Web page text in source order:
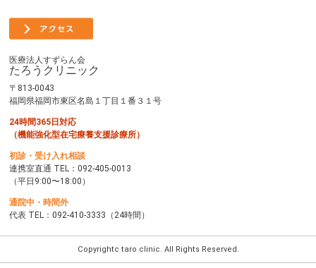
医療法人すずらん会
たろうクリニック
〒813-0043
福岡県福岡市東区名島１丁目１番３１号
24時間365日対応
（機能強化型在宅療養支援診療所）
初診・受け入れ相談
連携室直通 TEL：092-405-0013
（平日9:00〜18:00）
通院中・時間外
代表 TEL：092-410-3333 （24時間）
Copyrightc taro clinic. All Rights Reserved.